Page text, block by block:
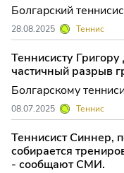
Болгарский
тысяч долларов за
сообщается на сайте
28.08.2025 Теннис
Теннисисту
частичный разрыв
Болгарскому
получившему
диагностирован
сообщил Tenniskafe
08.07.2025 Теннис
Теннисист Синнер,
собирается
- сообщают СМИ.